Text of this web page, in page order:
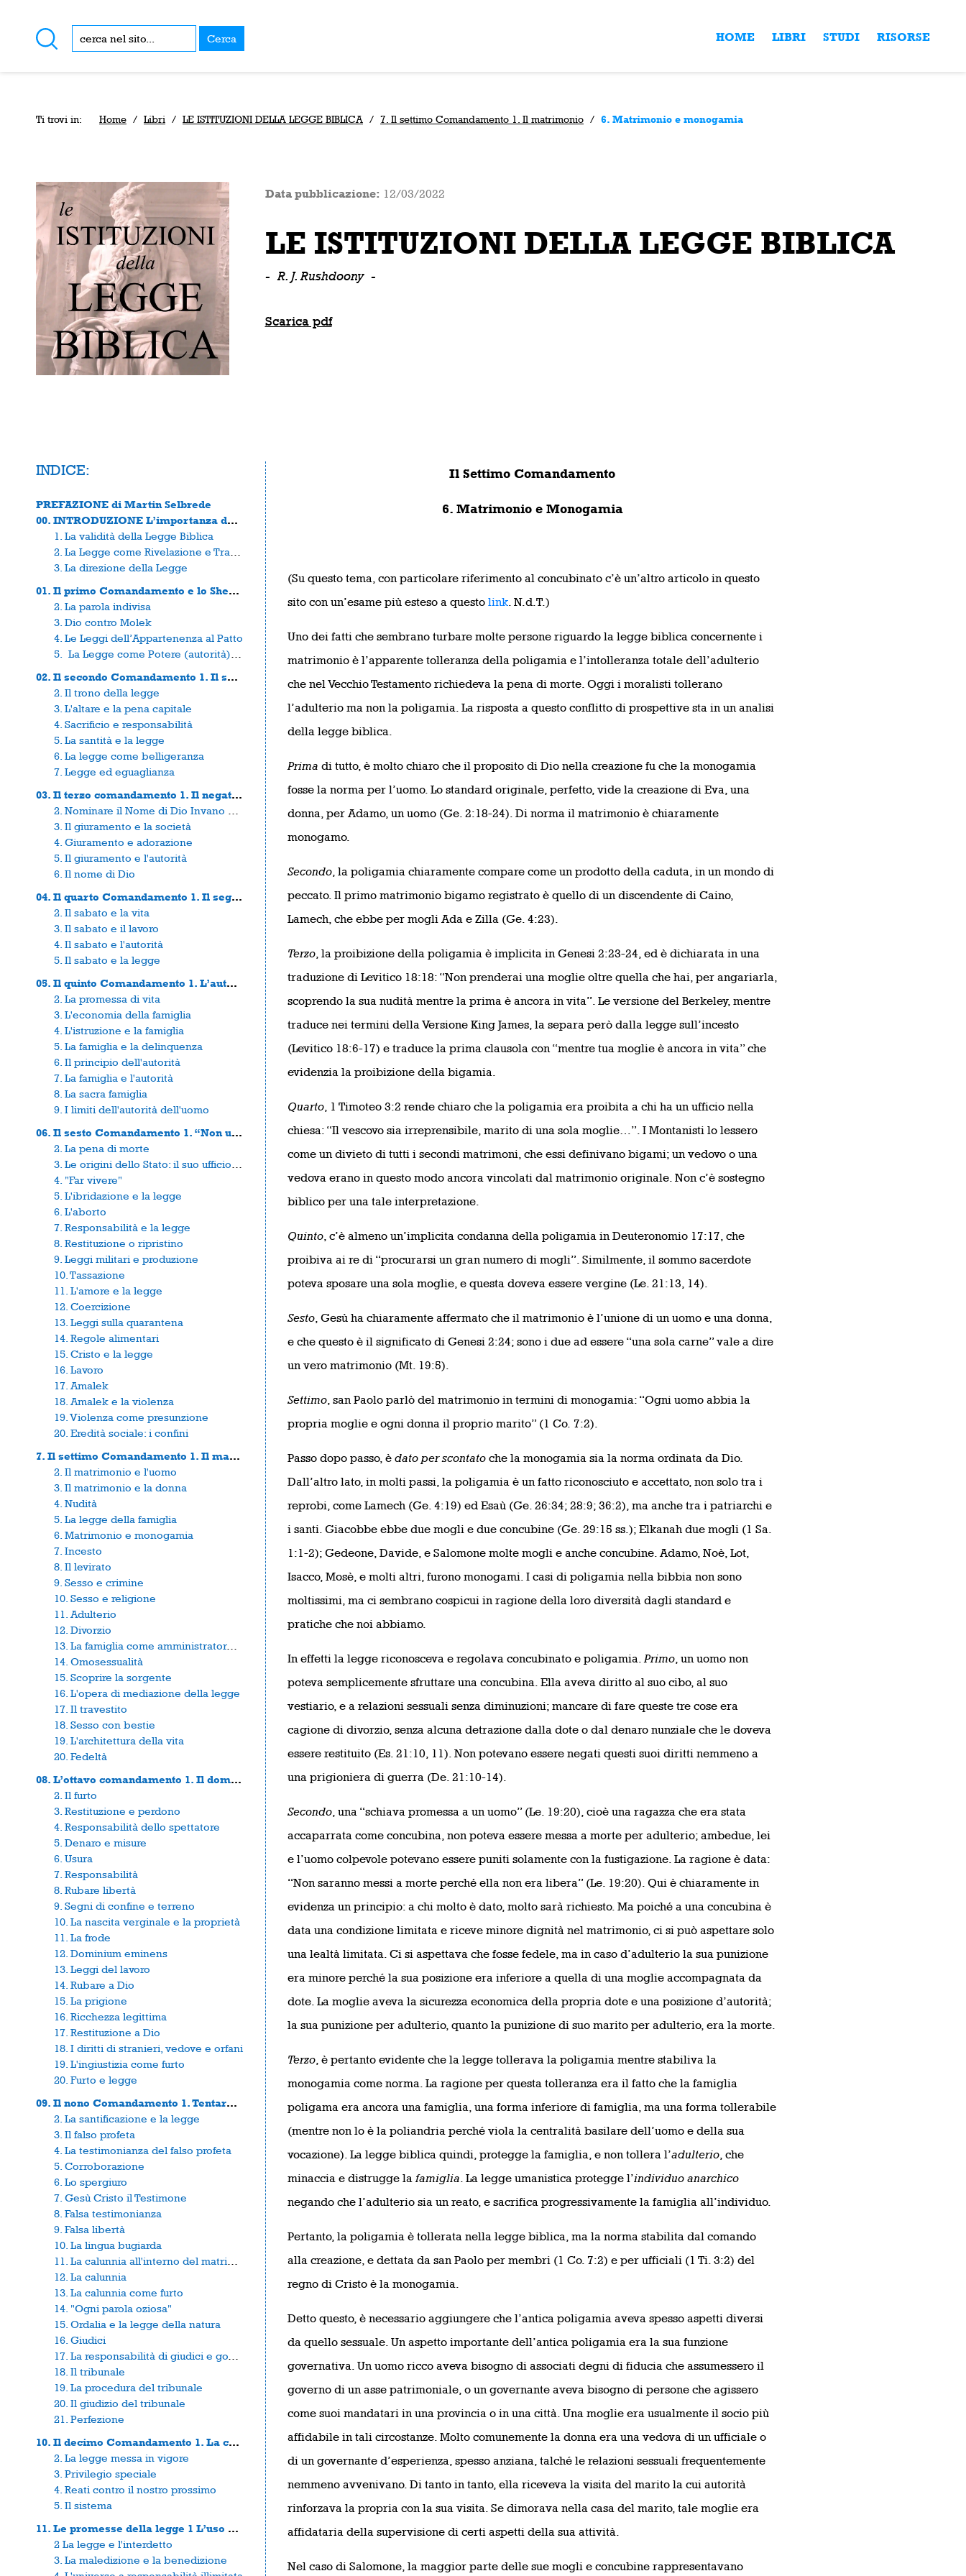
Cerca HOME LIBRI STUDI RISORSE
Ti trovi in: Home / Libri / LE ISTITUZIONI DELLA LEGGE BIBLICA / 7. Il settimo Comandamento 1. Il matrimonio / 6. Matrimonio e monogamia
Data pubblicazione: 12/03/2022
LE ISTITUZIONI DELLA LEGGE BIBLICA
- R. J. Rushdoony -
Scarica pdf
INDICE:
PREFAZIONE di Martin Selbrede
00. INTRODUZIONE L’importanza della legge
1. La validità della Legge Biblica
3. La direzione della Legge
01. Il primo Comandamento e lo Shema Israel
2. La parola indivisa
3. Dio contro Molek
4. Le Leggi dell’Appartenenza al Patto
02. Il secondo Comandamento 1. Il secondo comandamento e il leggittimo approccio a Dio
2. Il trono della legge
3. L'altare e la pena capitale
4. Sacrificio e responsabilità
5. La santità e la legge
6. La legge come belligeranza
7. Legge ed eguaglianza
03. Il terzo comandamento 1. Il negativismo della legge
3. Il giuramento e la società
4. Giuramento e adorazione
5. Il giuramento e l'autorità
6. Il nome di Dio
04. Il quarto Comandamento 1. Il segno della libertà
2. Il sabato e la vita
3. Il sabato e il lavoro
4. Il sabato e l'autorità
5. Il sabato e la legge
05. Il quinto Comandamento 1. L’autorità della famiglia
2. La promessa di vita
3. L'economia della famiglia
4. L'istruzione e la famiglia
5. La famiglia e la delinquenza
6. Il principio dell'autorità
7. La famiglia e l'autorità
8. La sacra famiglia
9. I limiti dell'autorità dell'uomo
06. Il sesto Comandamento 1. “Non ucciderai”
2. La pena di morte
4. "Far vivere"
5. L'ibridazione e la legge
6. L'aborto
7. Responsabilità e la legge
8. Restituzione o ripristino
9. Leggi militari e produzione
10. Tassazione
11. L'amore e la legge
12. Coercizione
13. Leggi sulla quarantena
14. Regole alimentari
15. Cristo e la legge
16. Lavoro
17. Amalek
18. Amalek e la violenza
19. Violenza come presunzione
20. Eredità sociale: i confini
7. Il settimo Comandamento 1. Il matrimonio
2. Il matrimonio e l'uomo
3. Il matrimonio e la donna
4. Nudità
5. La legge della famiglia
6. Matrimonio e monogamia
7. Incesto
8. Il levirato
9. Sesso e crimine
10. Sesso e religione
11. Adulterio
12. Divorzio
13. La famiglia come amministratore fiduciario
14. Omosessualità
15. Scoprire la sorgente
16. L'opera di mediazione della legge
17. Il travestito
18. Sesso con bestie
19. L'architettura della vita
20. Fedeltà
08. L’ottavo comandamento 1. Il dominio
2. Il furto
3. Restituzione e perdono
4. Responsabilità dello spettatore
5. Denaro e misure
6. Usura
7. Responsabilità
8. Rubare libertà
9. Segni di confine e terreno
10. La nascita verginale e la proprietà
11. La frode
12. Dominium eminens
13. Leggi del lavoro
14. Rubare a Dio
15. La prigione
16. Ricchezza legittima
17. Restituzione a Dio
18. I diritti di stranieri, vedove e orfani
19. L'ingiustizia come furto
20. Furto e legge
09. Il nono Comandamento 1. Tentare Dio
2. La santificazione e la legge
3. Il falso profeta
4. La testimonianza del falso profeta
5. Corroborazione
6. Lo spergiuro
7. Gesù Cristo il Testimone
8. Falsa testimonianza
9. Falsa libertà
10. La lingua bugiarda
12. La calunnia
13. La calunnia come furto
14. "Ogni parola oziosa"
15. Ordalia e la legge della natura
16. Giudici
18. Il tribunale
19. La procedura del tribunale
20. Il giudizio del tribunale
21. Perfezione
10. Il decimo Comandamento 1. La concupiscenza
2. La legge messa in vigore
3. Privilegio speciale
4. Reati contro il nostro prossimo
5. Il sistema
11. Le promesse della legge 1 L’uso della legge
2 La legge e l'interdetto
3. La maledizione e la benedizione
Il Settimo Comandamento
6. Matrimonio e Monogamia
(Su questo tema, con particolare riferimento al concubinato c’è un’altro articolo in questo
sito con un’esame più esteso a questo link. N.d.T.)
Uno dei fatti che sembrano turbare molte persone riguardo la legge biblica concernente i
matrimonio è l’apparente tolleranza della poligamia e l’intolleranza totale dell’adulterio
che nel Vecchio Testamento richiedeva la pena di morte. Oggi i moralisti tollerano
l’adulterio ma non la poligamia. La risposta a questo conflitto di prospettive sta in un analisi
della legge biblica.
Prima di tutto, è molto chiaro che il proposito di Dio nella creazione fu che la monogamia
fosse la norma per l’uomo. Lo standard originale, perfetto, vide la creazione di Eva, una
donna, per Adamo, un uomo (Ge. 2:18-24). Di norma il matrimonio è chiaramente
monogamo.
Secondo, la poligamia chiaramente compare come un prodotto della caduta, in un mondo di
peccato. Il primo matrimonio bigamo registrato è quello di un discendente di Caino,
Lamech, che ebbe per mogli Ada e Zilla (Ge. 4:23).
Terzo, la proibizione della poligamia è implicita in Genesi 2:23-24, ed è dichiarata in una
traduzione di Levitico 18:18: “Non prenderai una moglie oltre quella che hai, per angariarla,
scoprendo la sua nudità mentre la prima è ancora in vita”. Le versione del Berkeley, mentre
traduce nei termini della Versione King James, la separa però dalla legge sull’incesto
(Levitico 18:6-17) e traduce la prima clausola con “mentre tua moglie è ancora in vita” che
evidenzia la proibizione della bigamia.
Quarto, 1 Timoteo 3:2 rende chiaro che la poligamia era proibita a chi ha un ufficio nella
chiesa: “Il vescovo sia irreprensibile, marito di una sola moglie…”. I Montanisti lo lessero
come un divieto di tutti i secondi matrimoni, che essi definivano bigami; un vedovo o una
vedova erano in questo modo ancora vincolati dal matrimonio originale. Non c’è sostegno
biblico per una tale interpretazione.
Quinto, c’è almeno un’implicita condanna della poligamia in Deuteronomio 17:17, che
proibiva ai re di “procurarsi un gran numero di mogli”. Similmente, il sommo sacerdote
poteva sposare una sola moglie, e questa doveva essere vergine (Le. 21:13, 14).
Sesto, Gesù ha chiaramente affermato che il matrimonio è l’unione di un uomo e una donna,
e che questo è il significato di Genesi 2:24; sono i due ad essere “una sola carne” vale a dire
un vero matrimonio (Mt. 19:5).
Settimo, san Paolo parlò del matrimonio in termini di monogamia: “Ogni uomo abbia la
propria moglie e ogni donna il proprio marito” (1 Co. 7:2).
Passo dopo passo, è dato per scontatoche la monogamia sia la norma ordinata da Dio.
Dall’altro lato, in molti passi, la poligamia è un fatto riconosciuto e accettato, non solo tra i
reprobi, come Lamech (Ge. 4:19) ed Esaù (Ge. 26:34; 28:9; 36:2), ma anche tra i patriarchi e
i santi. Giacobbe ebbe due mogli e due concubine (Ge. 29:15 ss.); Elkanah due mogli (1 Sa.
1:1-2); Gedeone, Davide, e Salomone molte mogli e anche concubine. Adamo, Noè, Lot,
Isacco, Mosè, e molti altri, furono monogami. I casi di poligamia nella bibbia non sono
moltissimi, ma ci sembrano cospicui in ragione della loro diversità dagli standard e
pratiche che noi abbiamo.
In effetti la legge riconosceva e regolava concubinato e poligamia. Primo, un uomo non
poteva semplicemente sfruttare una concubina. Ella aveva diritto al suo cibo, al suo
vestiario, e a relazioni sessuali senza diminuzioni; mancare di fare queste tre cose era
cagione di divorzio, senza alcuna detrazione dalla dote o dal denaro nunziale che le doveva
essere restituito (Es. 21:10, 11). Non potevano essere negati questi suoi diritti nemmeno a
una prigioniera di guerra (De. 21:10-14).
Secondo, una “schiava promessa a un uomo” (Le. 19:20), cioè una ragazza che era stata
accaparrata come concubina, non poteva essere messa a morte per adulterio; ambedue, lei
e l’uomo colpevole potevano essere puniti solamente con la fustigazione. La ragione è data:
“Non saranno messi a morte perché ella non era libera” (Le. 19:20). Qui è chiaramente in
evidenza un principio: a chi molto è dato, molto sarà richiesto. Ma poiché a una concubina è
data una condizione limitata e riceve minore dignità nel matrimonio, ci si può aspettare solo
una lealtà limitata. Ci si aspettava che fosse fedele, ma in caso d’adulterio la sua punizione
era minore perché la sua posizione era inferiore a quella di una moglie accompagnata da
dote. La moglie aveva la sicurezza economica della propria dote e una posizione d’autorità;
la sua punizione per adulterio, quanto la punizione di suo marito per adulterio, era la morte.
Terzo, è pertanto evidente che la legge tollerava la poligamia mentre stabiliva la
monogamia come norma. La ragione per questa tolleranza era il fatto che la famiglia
poligama era ancora una famiglia, una forma inferiore di famiglia, ma una forma tollerabile
(mentre non lo è la poliandria perché viola la centralità basilare dell’uomo e della sua
vocazione). La legge biblica quindi, protegge la famiglia, e non tollera l’adulterio, che
minaccia e distrugge la famiglia . La legge umanistica protegge l’individuo anarchico
negando che l’adulterio sia un reato, e sacrifica progressivamente la famiglia all’individuo.
Pertanto, la poligamia è tollerata nella legge biblica, ma la norma stabilita dal comando
alla creazione, e dettata da san Paolo per membri (1 Co. 7:2) e per ufficiali (1 Ti. 3:2) del
regno di Cristo è la monogamia.
Detto questo, è necessario aggiungere che l’antica poligamia aveva spesso aspetti diversi
da quello sessuale. Un aspetto importante dell’antica poligamia era la sua funzione
governativa. Un uomo ricco aveva bisogno di associati degni di fiducia che assumessero il
governo di un asse patrimoniale, o un governante aveva bisogno di persone che agissero
come suoi mandatari in una provincia o in una città. Una moglie era usualmente il socio più
affidabile in tali circostanze. Molto comunemente la donna era una vedova di un ufficiale o
di un governante d’esperienza, spesso anziana, talché le relazioni sessuali frequentemente
nemmeno avvenivano. Di tanto in tanto, ella riceveva la visita del marito la cui autorità
rinforzava la propria con la sua visita. Se dimorava nella casa del marito, tale moglie era
affidataria della supervisione di certi aspetti della sua attività.
Nel caso di Salomone, la maggior parte delle sue mogli e concubine rappresentavano